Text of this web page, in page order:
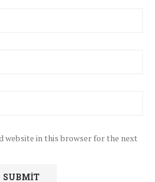
website in this browser for the next